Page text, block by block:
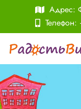
Адрес:
Телефон: